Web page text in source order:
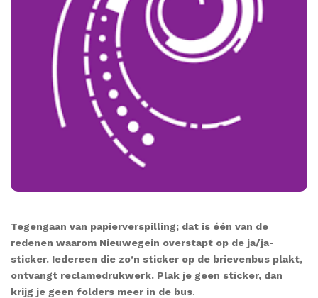
Tegengaan van papierverspilling; dat is één van de
redenen waarom Nieuwegein overstapt op de ja/ja-
sticker. Iedereen die zo’n sticker op de brievenbus plakt,
ontvangt reclamedrukwerk. Plak je geen sticker, dan
krijg je geen folders meer in de bus.